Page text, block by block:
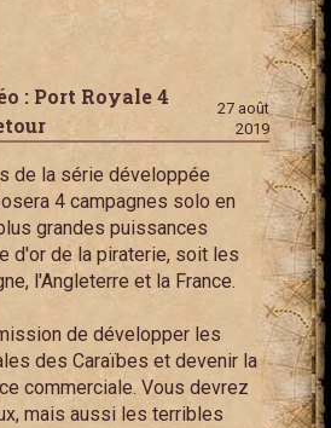
: Port Royale 4
27 août
2019
de la série développée
4 campagnes solo en
grandes puissances
d'or de la piraterie, soit les
l'Angleterre et la France.
de développer les
des Caraïbes et devenir la
commerciale. Vous devrez
mais aussi les terribles